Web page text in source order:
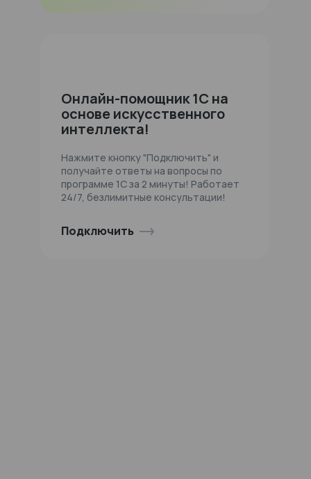
Онлайн-помощник 1С на
основе искусственного
интеллекта!
Нажмите кнопку "Подключить" и
получайте ответы на вопросы по
программе 1С за 2 минуты! Работает
24/7, безлимитные консультации!
Подключить